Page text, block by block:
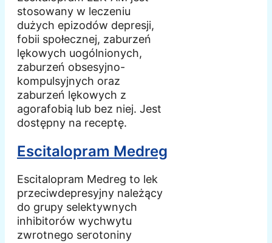
stosowany w leczeniu
dużych epizodów depresji,
fobii społecznej, zaburzeń
lękowych uogólnionych,
zaburzeń obsesyjno-
kompulsyjnych oraz
zaburzeń lękowych z
agorafobią lub bez niej. Jest
dostępny na receptę.
Escitalopram Medreg
Escitalopram Medreg to lek
przeciwdepresyjny należący
do grupy selektywnych
inhibitorów wychwytu
zwrotnego serotoniny